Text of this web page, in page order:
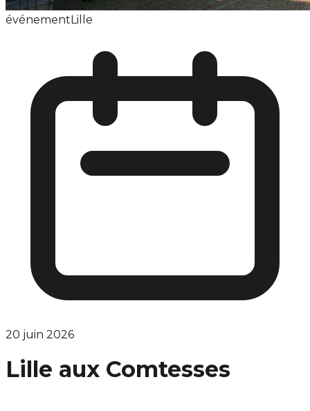
événementLille
20 juin 2026
Lille aux Comtesses